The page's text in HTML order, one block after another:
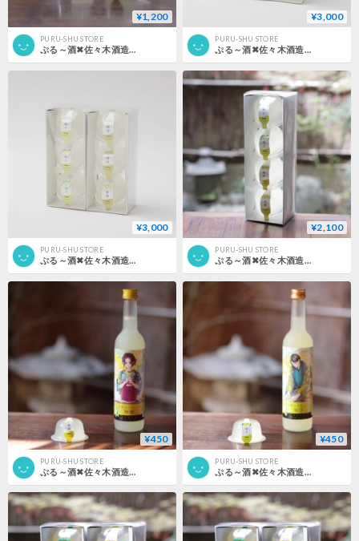
¥1,200
PURU-SHU STORE
ぷる～酒✖佐々木酒造 ２個セット
¥3,000
PURU-SHU STORE
ぷる～酒✖佐々木酒造 6個セット （黒色）
¥3,000
PURU-SHU STORE
ぷる～酒✖佐々木酒造 6個セット （白色）
¥2,100
PURU-SHU STORE
ぷる～酒✖佐々木酒造 4個セット （白色）
¥450
PURU-SHU STORE
¥450
PURU-SHU STORE